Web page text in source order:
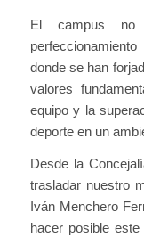
El campus
donde se han
valores
equipo y la
deporte en un
Desde la
trasladar nuestro
Iván Menchero
hacer posible